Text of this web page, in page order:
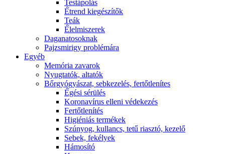
Testápolás
É́trend kiegészítők
Teák
É́lelmiszerek
Daganatosoknak
Pajzsmirigy problémára
Egyéb
Memória zavarok
Nyugtatók, altatók
Bőrgyógyászat, sebkezelés, fertőtlenítes
É́gési sérülés
Koronavírus elleni védekezés
Fertőtlenítés
Higiéniás termékek
Szúnyog, kullancs, tetű riasztó, kezelő
Sebek, fekélyek
Hámosító